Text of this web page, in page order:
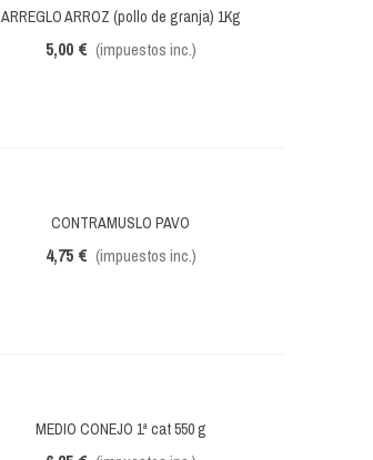
Vista rápida
ARREGLO ARROZ (pollo de granja) 1Kg
5,00 € (impuestos inc.)
Vista rápida
CONTRAMUSLO PAVO
4,75 € (impuestos inc.)
Vista rápida
MEDIO CONEJO 1ª cat 550 g